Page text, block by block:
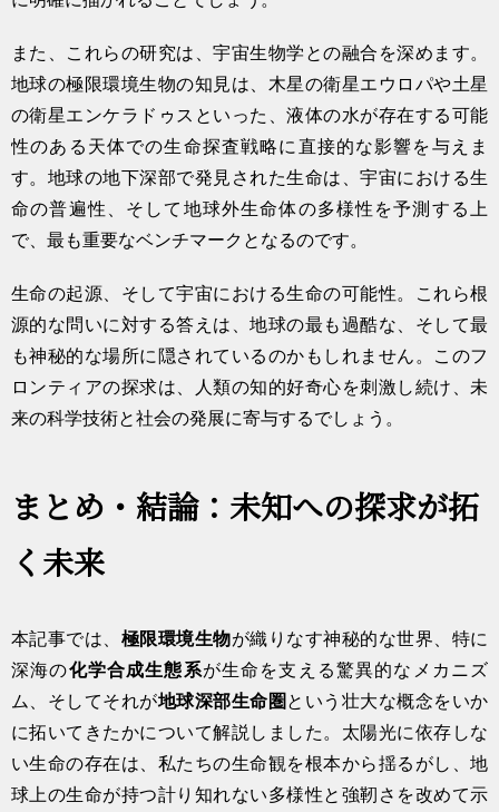
また、これらの研究は、宇宙生物学との融合を深めます。
地球の極限環境生物の知見は、木星の衛星エウロパや土星
の衛星エンケラドゥスといった、液体の水が存在する可能
性のある天体での生命探査戦略に直接的な影響を与えま
す。地球の地下深部で発見された生命は、宇宙における生
命の普遍性、そして地球外生命体の多様性を予測する上
で、最も重要なベンチマークとなるのです。
生命の起源、そして宇宙における生命の可能性。これら根
源的な問いに対する答えは、地球の最も過酷な、そして最
も神秘的な場所に隠されているのかもしれません。このフ
ロンティアの探求は、人類の知的好奇心を刺激し続け、未
来の科学技術と社会の発展に寄与するでしょう。
まとめ・結論：未知への探求が拓
く未来
本記事では、 極限環境生物が織りなす神秘的な世界、特に
深海の化学合成生態系が生命を支える驚異的なメカニズ
ム、そしてそれが地球深部生命圏という壮大な概念をいか
に拓いてきたかについて解説しました。太陽光に依存しな
い生命の存在は、私たちの生命観を根本から揺るがし、地
球上の生命が持つ計り知れない多様性と強靭さを改めて示